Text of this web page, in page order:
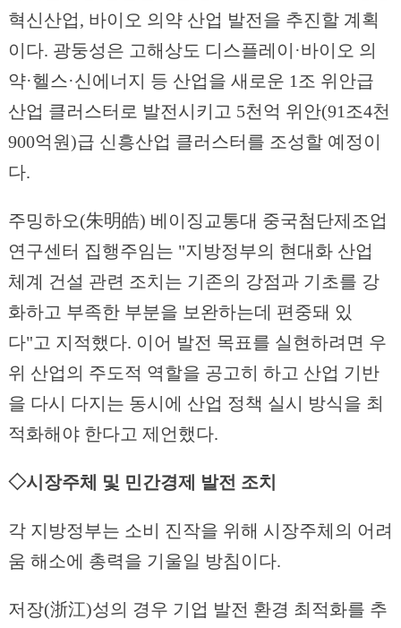
혁신산업, 바이오 의약 산업 발전을 추진할 계획
이다. 광둥성은 고해상도 디스플레이·바이오 의
약·헬스·신에너지 등 산업을 새로운 1조 위안급
산업 클러스터로 발전시키고 5천억 위안(91조4천
900억원)급 신흥산업 클러스터를 조성할 예정이
다.
주밍하오(朱明皓) 베이징교통대 중국첨단제조업
연구센터 집행주임는 "지방정부의 현대화 산업
체계 건설 관련 조치는 기존의 강점과 기초를 강
화하고 부족한 부분을 보완하는데 편중돼 있
다"고 지적했다. 이어 발전 목표를 실현하려면 우
위 산업의 주도적 역할을 공고히 하고 산업 기반
을 다시 다지는 동시에 산업 정책 실시 방식을 최
적화해야 한다고 제언했다.
◇시장주체 및 민간경제 발전 조치
각 지방정부는 소비 진작을 위해 시장주체의 어려
움 해소에 총력을 기울일 방침이다.
저장(浙江)성의 경우 기업 발전 환경 최적화를 추